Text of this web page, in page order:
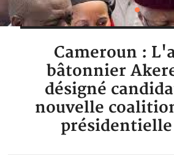
Cameroun :
bâtonnier
désigné
nouvelle
présidentielle